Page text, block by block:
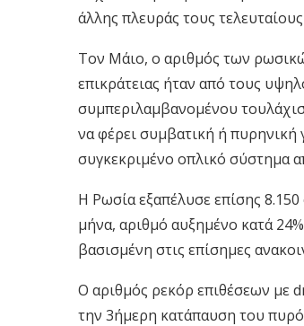
άλλης πλευράς τους
Τον Μάιο, ο αριθμός των
επικράτειας ήταν από τους
συμπεριλαμβανομένου
να φέρει συμβατική ή
συγκεκριμένο οπλικό σύστημα
Η Ρωσία εξαπέλυσε επίσης
μήνα, αριθμό αυξημένο κατά
βασισμένη στις επίσημες
Ο αριθμός ρεκόρ επιθέσεων με
την 3ήμερη κατάπαυση του